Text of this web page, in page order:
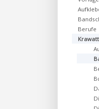
Berufe